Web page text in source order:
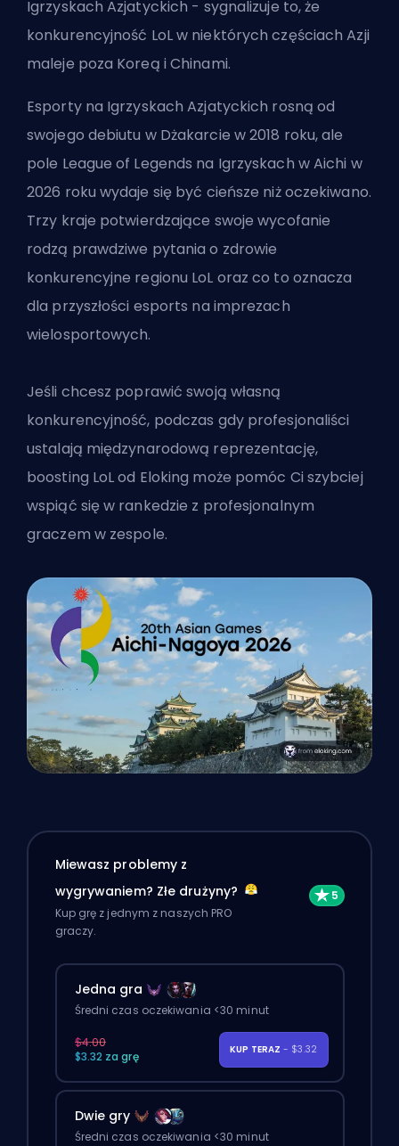
Igrzyskach Azjatyckich - sygnalizuje to, że
konkurencyjność LoL w niektórych częściach Azji
maleje poza Koreą i Chinami.
Esporty na Igrzyskach Azjatyckich rosną od
swojego debiutu w Dżakarcie w 2018 roku, ale
pole League of Legends na Igrzyskach w Aichi w
2026 roku wydaje się być cieńsze niż oczekiwano.
Trzy kraje potwierdzające swoje wycofanie
rodzą prawdziwe pytania o zdrowie
konkurencyjne regionu LoL oraz co to oznacza
dla przyszłości esports na imprezach
wielosportowych.
Jeśli chcesz poprawić swoją własną
konkurencyjność, podczas gdy profesjonaliści
ustalają międzynarodową reprezentację,
boosting LoL od Eloking może pomóc Ci szybciej
wspiąć się w rankedzie z profesjonalnym
graczem w zespole.
Miewasz problemy z
wygrywaniem? Złe drużyny?
Kup grę z jednym z naszych PRO
graczy.
Jedna gra
Średni czas oczekiwania <30 minut
$4.00
$3.32 za grę
KUP TERAZ - $3.32
Dwie gry
Średni czas oczekiwania <30 minut